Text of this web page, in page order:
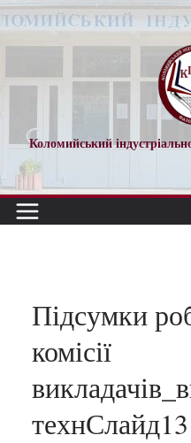
Перейти
до
Коломийський
Підсумки
комісії
технСлайд13